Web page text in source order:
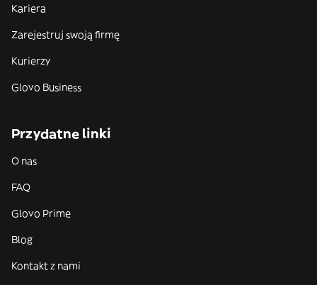
Kariera
Zarejestruj swoją firmę
Kurierzy
Glovo Business
Przydatne linki
O nas
FAQ
Glovo Prime
Blog
Kontakt z nami